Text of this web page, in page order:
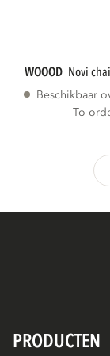
WOOOD novi
To
PRODUCTEN